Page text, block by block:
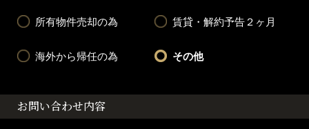
所有物件売却の為 賃貸・解約予告２ヶ月
海外から帰任の為 その他
お問い合わせ内容